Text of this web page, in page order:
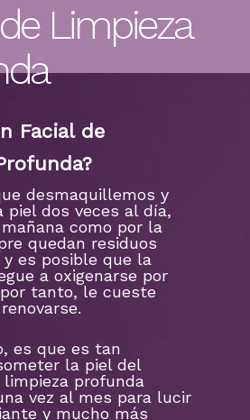
Limpieza
Facial de
desmaquillemos y
piel dos veces al día,
como por la
quedan residuos
es posible que la
a oxigenarse por
tanto, le cueste
es que es tan
la piel del
profunda
vez al mes para lucir
y mucho más